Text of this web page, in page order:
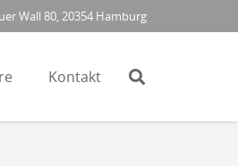
Wall 80, 20354 Hamburg
Kontakt